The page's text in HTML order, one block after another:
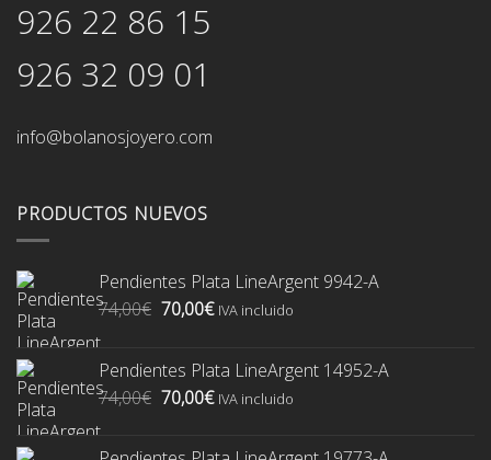
926 22 86 15
926 32 09 01
info@bolanosjoyero.com
PRODUCTOS NUEVOS
Pendientes Plata LineArgent 9942-A
74,00€ El
era:
74,00€.
70,00€El
es:
70,00€.
IVA incluido
Pendientes Plata LineArgent 14952-A
74,00€ El
70,00€ElIVA incluido